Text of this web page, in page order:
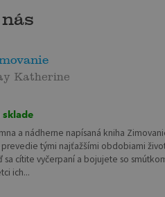
Katherine
sklade
a nádherne napísaná kniha
prevedie tými najťažšími obdobiami
sa cítite vyčerpaní a bojujete so
ich...